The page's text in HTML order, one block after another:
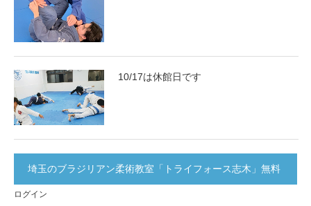
10/17は休館日です
埼玉のブラジリアン柔術教室「トライフォース志木」無料
体験実施中！
ログイン